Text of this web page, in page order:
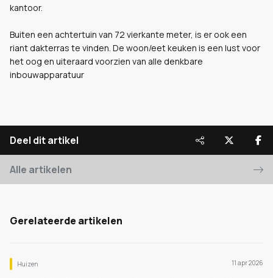
kantoor.
Buiten een achtertuin van 72 vierkante meter, is er ook een
riant dakterras te vinden. De woon/eet keuken is een lust voor
het oog en uiteraard voorzien van alle denkbare
inbouwapparatuur
Deel dit artikel
Alle artikelen
Gerelateerde artikelen
Huizen 11 apr 2026